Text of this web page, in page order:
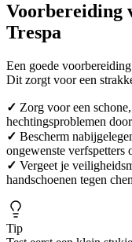
Voorbereiding
Trespa
Een goede
Dit zorgt voor een
✓ Zorg voor een
hechtingsproblemen
✓ Bescherm
ongewenste verfspetters
✓ Vergeet je
handschoenen tegen
Tip